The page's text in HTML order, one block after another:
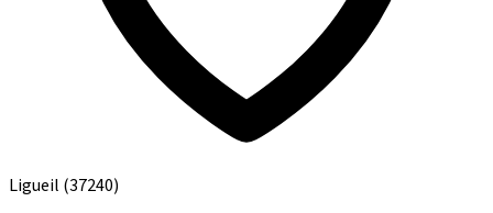
Ligueil (37240)